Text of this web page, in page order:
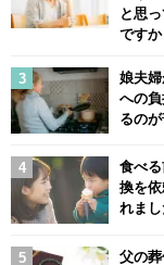
と思
ですか
娘夫
への
るの
食べ
換を
れま
父の葬